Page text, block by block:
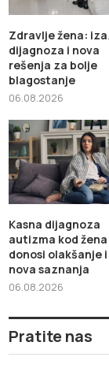
Lokacija bola u
otkriva uzrok
Zdravlje žena:
dijagnoza i nova
rešenja za bolje
blagostanje
06.08.2026
Kasna dijagnoza
autizma kod žena
donosi olakšanje i
nova saznanja
06.08.2026
Pratite nas